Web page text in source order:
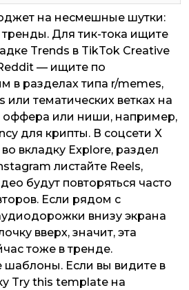
на несмешные шутки:
Для тик-тока ищите
Trends в TikTok Creative
— ищите по
в разделах типа r/memes,
или тематических ветках на
оффера или ниши, например,
для крипты. В соцсети X
вкладку Explore, раздел
листайте Reels,
будут повторяться часто
Если рядом с
внизу экрана
вверх, значит, эта
тоже в тренде.
шаблоны. Если вы видите в
Try this template на